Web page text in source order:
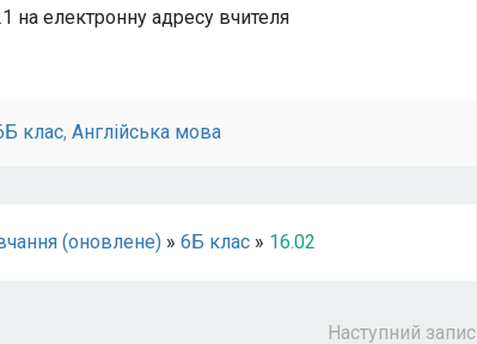
на електронну адресу вчителя
клас, Англійська мова
(оновлене) » 6Б клас » 16.02
Наступний запис